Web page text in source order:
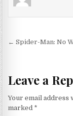
Post
← Spider-Man: No
Leave a
Your email address
marked *